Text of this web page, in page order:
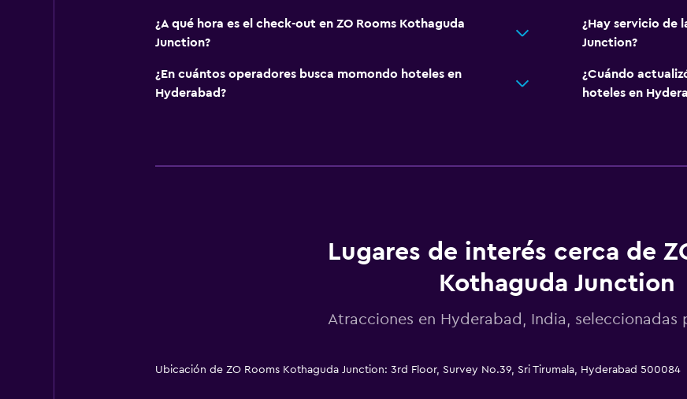
¿A qué hora es el check-out en ZO Rooms Kothaguda
Junction?
¿Hay servicio de
Junction?
¿En cuántos operadores busca momondo hoteles en
Hyderabad?
¿Cuándo
hoteles en
Lugares de interés cerca de
Kothaguda Junction
Atracciones en Hyderabad, India, seleccionadas
Ubicación de ZO Rooms Kothaguda Junction: 3rd Floor, Survey No.39, Sri Tirumala, Hyderabad 500084